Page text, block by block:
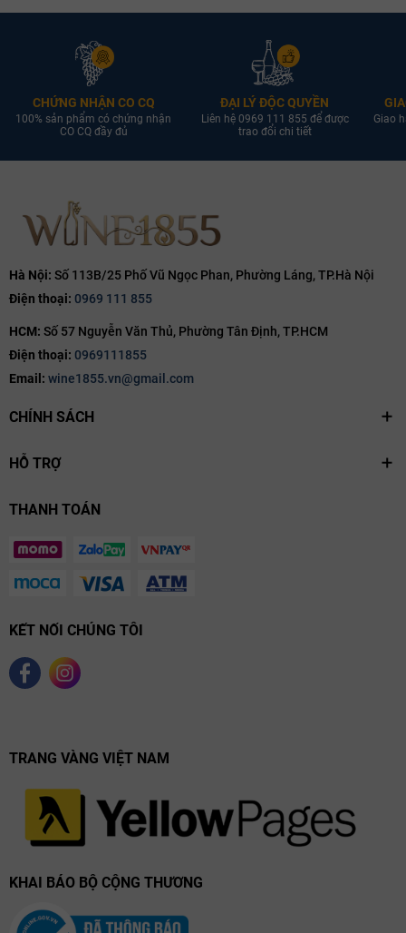
CHỨNG NHẬN CO CQ
100% sản phẩm có chứng nhận
CO CQ đầy đủ
ĐẠI LÝ ĐỘC QUYỀN
Liên hệ 0969 111 855 để được
trao đổi chi tiết
Giao
Hà Nội: Số 113B/25 Phố Vũ Ngọc Phan, Phường Láng, TP.Hà Nội
Điện thoại: 0969 111 855
HCM: Số 57 Nguyễn Văn Thủ, Phường Tân Định, TP.HCM
Điện thoại: 0969111855
Email: wine1855.vn@gmail.com
CHÍNH SÁCH
HỖ TRỢ
THANH TOÁN
KẾT NỐI CHÚNG TÔI
TRANG VÀNG VIỆT NAM
KHAI BÁO BỘ CỘNG THƯƠNG